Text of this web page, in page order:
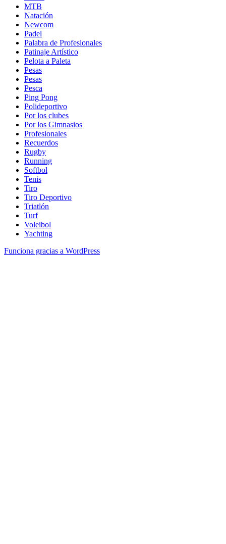
MTB
Natación
Newcom
Padel
Palabra de Profesionales
Patinaje Artístico
Pelota a Paleta
Pesas
Pesas
Pesca
Ping Pong
Polideportivo
Por los clubes
Por los Gimnasios
Profesionales
Recuerdos
Rugby
Running
Softbol
Tenis
Tiro
Tiro Deportivo
Triatlón
Turf
Voleibol
Yachting
Funciona gracias a WordPress